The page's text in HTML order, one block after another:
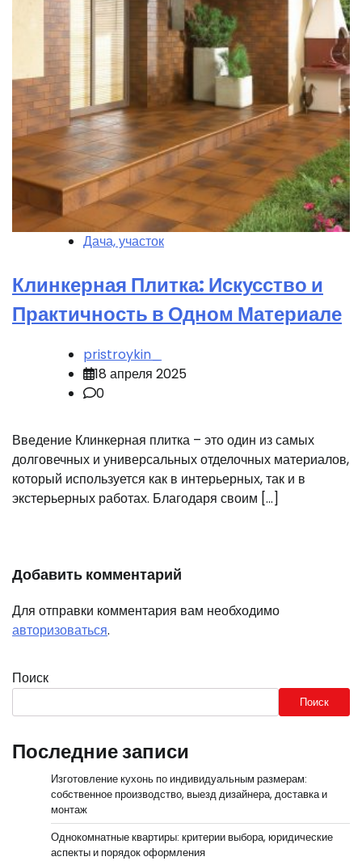
Дача, участок
Клинкерная Плитка: Искусство и
Практичность в Одном Материале
pristroykin_
18 апреля 2025
0
Введение Клинкерная плитка – это один из самых
долговечных и универсальных отделочных материалов,
который используется как в интерьерных, так и в
экстерьерных работах. Благодаря своим […]
Добавить комментарий
Для отправки комментария вам необходимо
авторизоваться.
Поиск
Поиск
Последние записи
Изготовление кухонь по индивидуальным размерам:
собственное производство, выезд дизайнера, доставка и
монтаж
Однокомнатные квартиры: критерии выбора, юридические
аспекты и порядок оформления